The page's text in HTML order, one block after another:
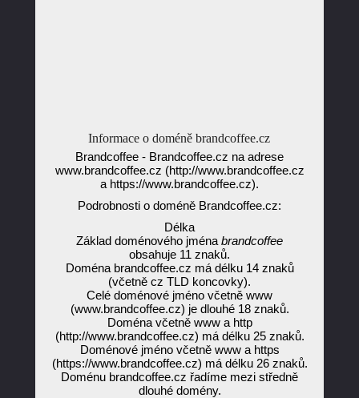
Informace o doméně brandcoffee.cz
Brandcoffee - Brandcoffee.cz na adrese
www.brandcoffee.cz (http://www.brandcoffee.cz
a https://www.brandcoffee.cz).
Podrobnosti o doméně Brandcoffee.cz:
Délka
Základ doménového jména brandcoffee
obsahuje 11 znaků.
Doména brandcoffee.cz má délku 14 znaků
(včetně cz TLD koncovky).
Celé doménové jméno včetně www
(www.brandcoffee.cz) je dlouhé 18 znaků.
Doména včetně www a http
(http://www.brandcoffee.cz) má délku 25 znaků.
Doménové jméno včetně www a https
(https://www.brandcoffee.cz) má délku 26 znaků.
Doménu brandcoffee.cz řadíme mezi středně
dlouhé domény.